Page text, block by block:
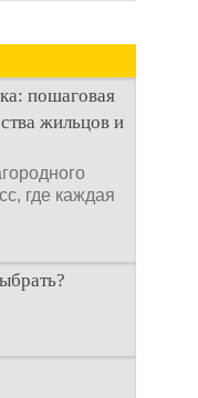
для
ям – это
пошаговая
жильцов и
где каждая
из